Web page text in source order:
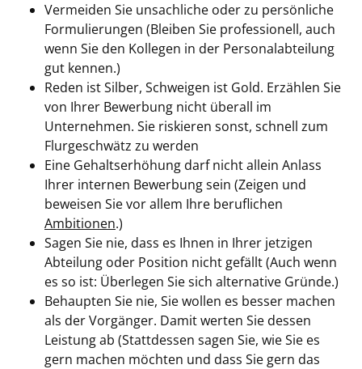
Vermeiden Sie unsachliche oder zu persönliche
Formulierungen (Bleiben Sie professionell, auch
wenn Sie den Kollegen in der Personalabteilung
gut kennen.)
Reden ist Silber, Schweigen ist Gold. Erzählen Sie
von Ihrer Bewerbung nicht überall im
Unternehmen. Sie riskieren sonst, schnell zum
Flurgeschwätz zu werden
Eine Gehaltserhöhung darf nicht allein Anlass
Ihrer internen Bewerbung sein (Zeigen und
beweisen Sie vor allem Ihre beruflichen
Ambitionen.)
Sagen Sie nie, dass es Ihnen in Ihrer jetzigen
Abteilung oder Position nicht gefällt (Auch wenn
es so ist: Überlegen Sie sich alternative Gründe.)
Behaupten Sie nie, Sie wollen es besser machen
als der Vorgänger. Damit werten Sie dessen
Leistung ab (Stattdessen sagen Sie, wie Sie es
gern machen möchten und dass Sie gern das